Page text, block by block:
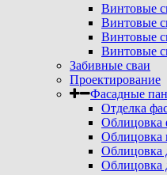
Винтовые
Винтовые
Винтовые
Винтовые
Забивные сваи
Проектирование
Фасадные
Отделка
Облицовка
Облицовка
Облицовка
Облицовка